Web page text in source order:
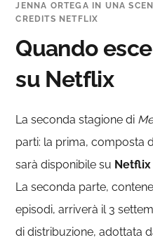
JENNA ORTEGA IN UNA
CREDITS NETFLIX
Quando
su Netflix
La seconda stagione di
parti: la prima, composta
sarà disponibile su Netflix
La seconda parte,
episodi, arriverà il 3
di distribuzione, adottata